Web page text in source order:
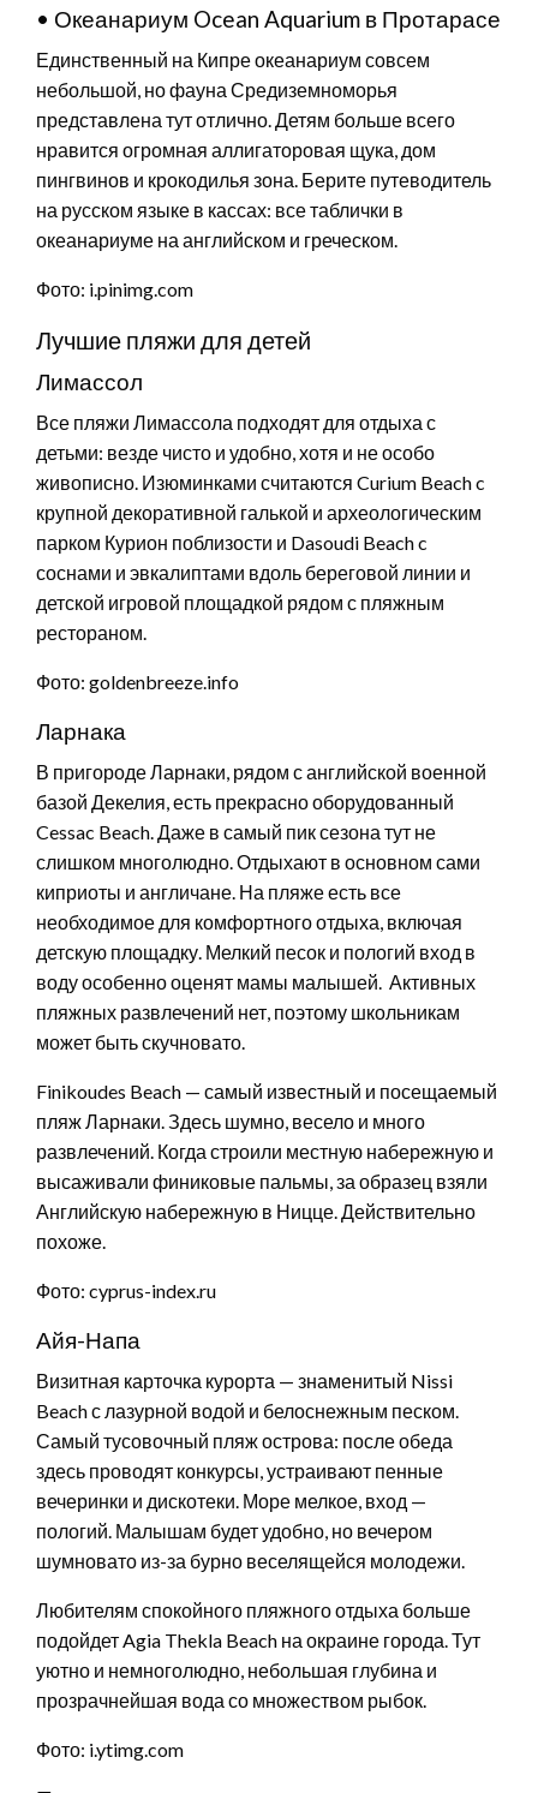
• Океанариум Ocean Aquarium в Протарасе
Единственный на Кипре океанариум совсем
небольшой, но фауна Средиземноморья
представлена тут отлично. Детям больше всего
нравится огромная аллигаторовая щука, дом
пингвинов и крокодилья зона. Берите путеводитель
на русском языке в кассах: все таблички в
океанариуме на английском и греческом.
Фото: i.pinimg.com
Лучшие пляжи для детей
Лимассол
Все пляжи Лимассола подходят для отдыха с
детьми: везде чисто и удобно, хотя и не особо
живописно. Изюминками считаются Curium Beach c
крупной декоративной галькой и археологическим
парком Курион поблизости и Dasoudi Beach c
соснами и эвкалиптами вдоль береговой линии и
детской игровой площадкой рядом с пляжным
рестораном.
Фото: goldenbreeze.info
Ларнака
В пригороде Ларнаки, рядом с английской военной
базой Декелия, есть прекрасно оборудованный
Cessac Beach. Даже в самый пик сезона тут не
слишком многолюдно. Отдыхают в основном сами
киприоты и англичане. На пляже есть все
необходимое для комфортного отдыха, включая
детскую площадку. Мелкий песок и пологий вход в
воду особенно оценят мамы малышей. Активных
пляжных развлечений нет, поэтому школьникам
может быть скучновато.
Finikoudes Beach — самый известный и посещаемый
пляж Ларнаки. Здесь шумно, весело и много
развлечений. Когда строили местную набережную и
высаживали финиковые пальмы, за образец взяли
Английскую набережную в Ницце. Действительно
похоже.
Фото: cyprus-index.ru
Айя-Напа
Визитная карточка курорта — знаменитый Nissi
Beach с лазурной водой и белоснежным песком.
Самый тусовочный пляж острова: после обеда
здесь проводят конкурсы, устраивают пенные
вечеринки и дискотеки. Море мелкое, вход —
пологий. Малышам будет удобно, но вечером
шумновато из-за бурно веселящейся молодежи.
Любителям спокойного пляжного отдыха больше
подойдет Agia Thekla Beach на окраине города. Тут
уютно и немноголюдно, небольшая глубина и
прозрачнейшая вода со множеством рыбок.
Фото: i.ytimg.com